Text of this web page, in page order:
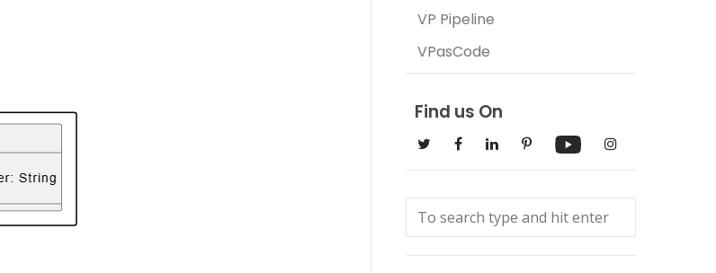
VP Pipeline
VPasCode
Find us On